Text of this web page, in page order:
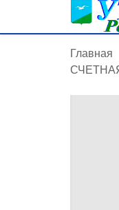
Главная